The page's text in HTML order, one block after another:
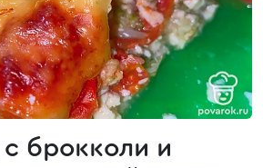
брокколи и